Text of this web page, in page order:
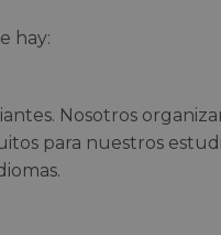
hay:
Nosotros
para nuestros